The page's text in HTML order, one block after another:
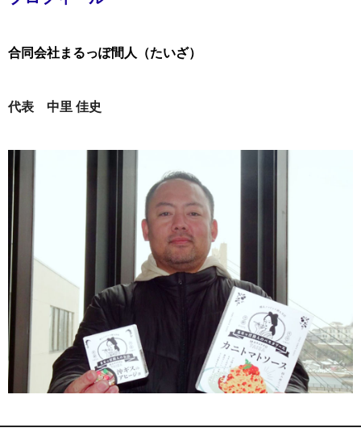
合同会社まるっぽ間人（たいざ）
代表 中里 佳史